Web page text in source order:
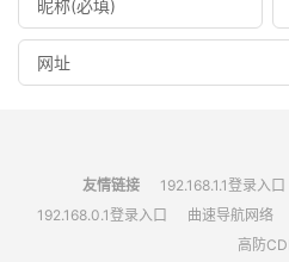
友情链接 192.168.1.1登录入口
192.168.0.1登录入口
曲速导航网络
高防